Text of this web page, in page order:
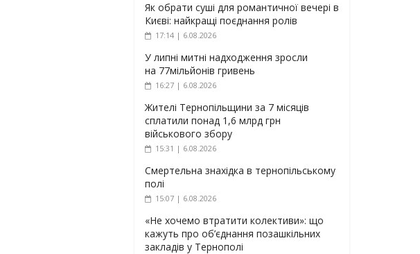
Як обрати суші для романтичної вечері в
Києві: найкращі поєднання ролів
17:14 | 6.08.2026
У липні митні надходження зросли
на 77мільйонів гривень
16:27 | 6.08.2026
Жителі Тернопільщини за 7 місяців
сплатили понад 1,6 млрд грн
військового збору
15:31 | 6.08.2026
Смертельна знахідка в тернопільському
полі
15:07 | 6.08.2026
«Не хочемо втратити колективи»: що
кажуть про об’єднання позашкільних
закладів у Тернополі